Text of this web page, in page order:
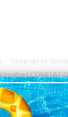
Campings en
| COMITAT
Sole